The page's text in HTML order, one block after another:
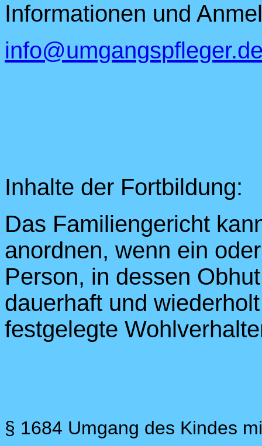
Informationen und
Inhalte der Fortbildung:
Das Familiengericht
anordnen, wenn ein
Person, in dessen
dauerhaft und
festgelegte
§ 1684 Umgang des Kindes